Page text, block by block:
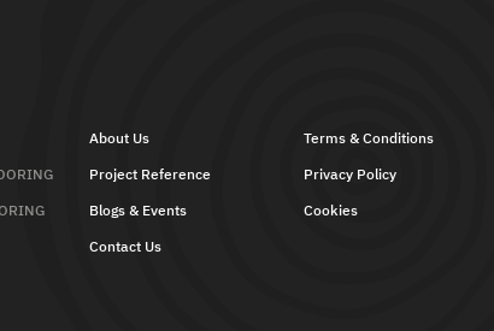
About Us
Project Reference
Blogs & Events
Contact Us
Terms & Conditions
Privacy Policy
Cookies